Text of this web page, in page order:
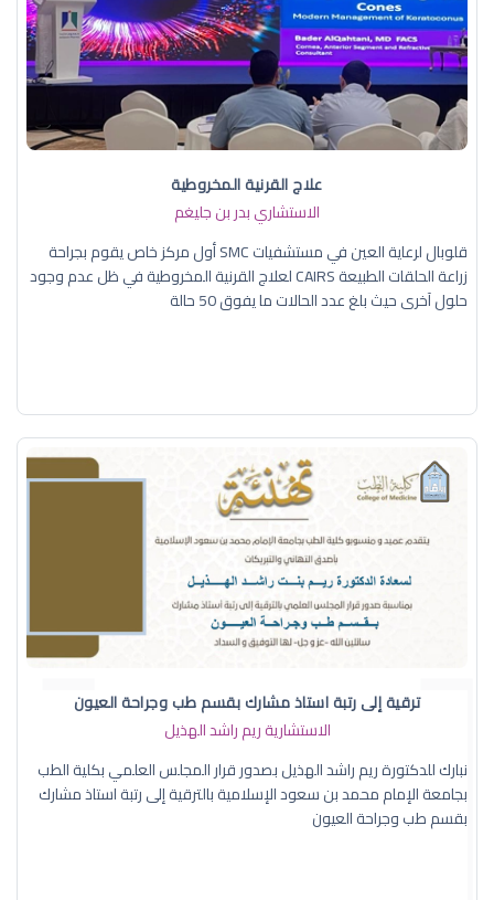
علاج القرنية المخروطية
الاستشاري بدر بن جليغم
قلوبال لرعاية العين في مستشفيات SMC أول مركز خاص يقوم بجراحة
زراعة الحلقات الطبيعة CAIRS لعلاج القرنية المخروطية في ظل عدم وجود
حلول آخرى حيث بلغ عدد الحالات ما يفوق 50 حالة
ترقية إلى رتبة استاذ مشارك بقسم طب وجراحة العيون
الاستشارية ريم راشد الهذيل
نبارك للدكتورة ريم راشد الهذيل بصدور قرار المجلس العلمي بكلية الطب
بجامعة الإمام محمد بن سعود الإسلامية بالترقية إلى رتبة استاذ مشارك
بقسم طب وجراحة العيون